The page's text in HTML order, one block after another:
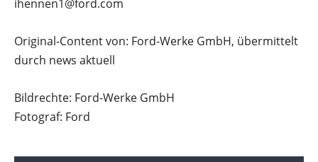
ihennen1@ford.com
Original-Content von: Ford-Werke GmbH, übermittelt
durch news aktuell
Bildrechte: Ford-Werke GmbH
Fotograf: Ford